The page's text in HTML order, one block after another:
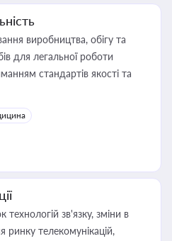
виробництва, обігу та
для легальної роботи
стандартів якості та
технологій зв'язку, зміни в
ринку телекомунікацій,